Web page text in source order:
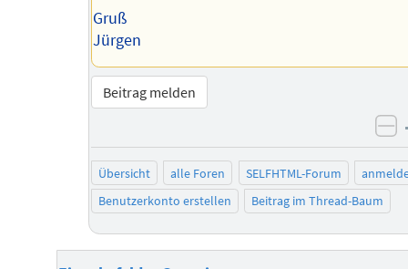
Gruß
Jürgen
Beitrag melden
Übersicht alle Foren SELFHTML-Forum
Benutzerkonto erstellen
Beitrag im Thread-Baum